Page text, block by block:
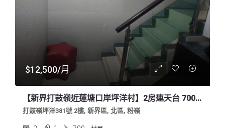
$12,500/月
【新界打鼓嶺近蓮塘口岸坪洋村】2房連天台 700尺出租（業主租免佣）
打鼓嶺坪洋381號 2樓, 新界區, 北區, 粉嶺